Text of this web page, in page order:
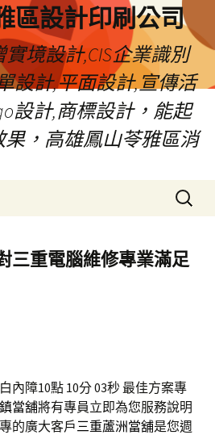
區設計印刷公司
境設計,CIS企業識別
設計,平面設計,宣傳活
設計,商標設計，能起
，高雄鳳山苓雅區消
搜
尋
鍵
字:
三重電腦維修專業滿足
內障10點 10分 03秒 最佳方案專
當舖將有專員立即為您服務說明
的廣大客戶三重蘆洲當舖是您週